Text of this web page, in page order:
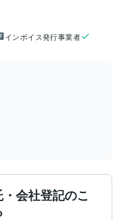
インボイス発行事業者
会社登記のこ